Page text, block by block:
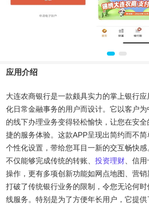
应用介绍
大连农商银行是一款颇具实力的掌上银行
化日常金融事务的用户而设计。它以客户
的线下办理业务变得轻松愉快，让您在安
捷的服务体验。这款APP呈现出简约而不
个性化设置，带给您耳目一新的交互畅快
不仅能够完成传统的转账、 投资理财 、信
操作，更有多项创新功能如网点地图、营销
打破了传统银行业务的限制，令您无论何
线服务。特别是为了方便年长用户，它提